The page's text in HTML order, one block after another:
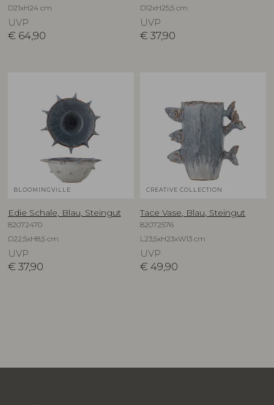
D21xH24 cm
UVP
€ 64,90
D12xH25,5 cm
UVP
€ 37,90
BLOOMINGVILLE
Edie Schale, Blau, Steingut
82072470
D22,5xH8,5 cm
UVP
€ 37,90
CREATIVE COLLECTION
Tace Vase, Blau, Steingut
82072576
L23,5xH23xW13 cm
UVP
€ 49,90